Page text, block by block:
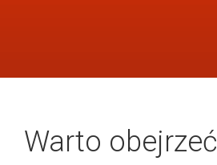
Warto obejrzeć